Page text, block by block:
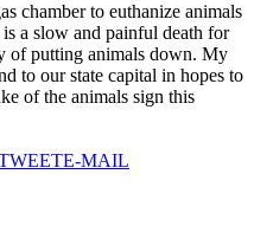
chamber to euthanize animals
a slow and painful death for
of putting animals down. My
to our state capital in hopes to
of the animals sign this
E-MAIL